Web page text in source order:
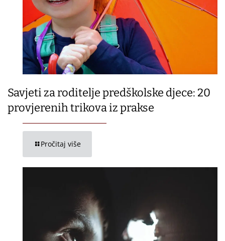
Savjeti za roditelje predškolske djece: 20
provjerenih trikova iz prakse
Pročitaj više